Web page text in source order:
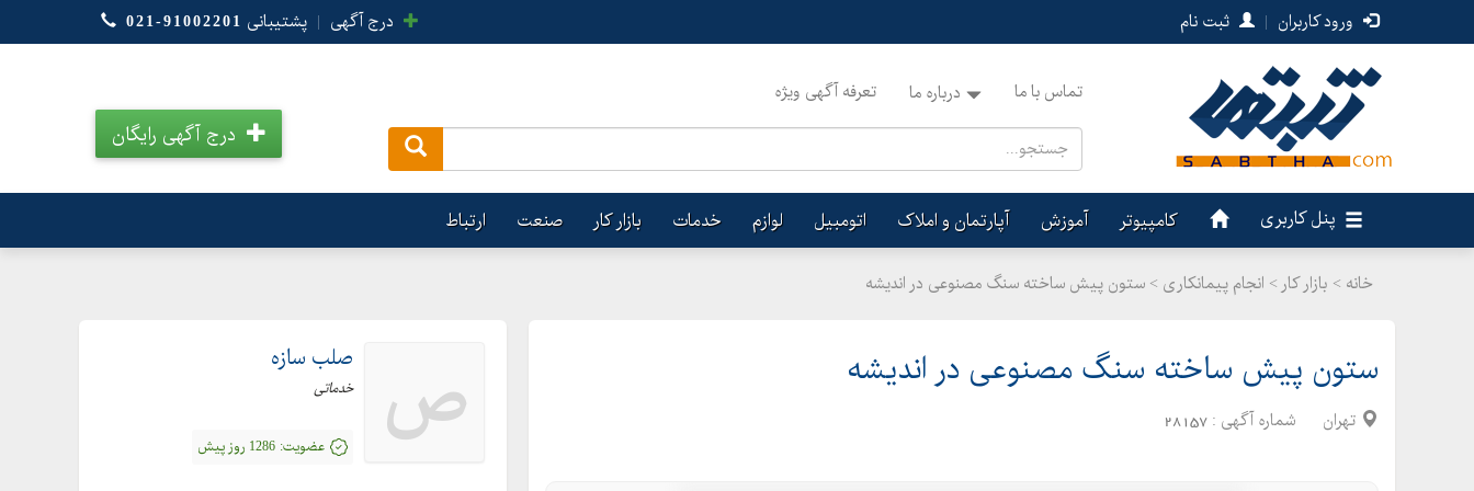
ورود کاربران | ثبت نام درج آگهی | پشتیبانی 021-91002201
تماس با ما درباره ما تعرفه آگهی ویژه
درج آگهی رایگان
پنل کاربری کامپیوتر آموزش آپارتمان و املاک اتومبیل لوازم خدمات بازار کار صنعت ارتباط
خانه > بازار کار > انجام پیمانکاری > ستون پیش ساخته سنگ مصنوعی در اندیشه
ستون پیش ساخته سنگ مصنوعی در اندیشه
تهران شماره آگهی : 28157 ص صلب سازه
خدماتی
عضویت: 1286 روز پیش